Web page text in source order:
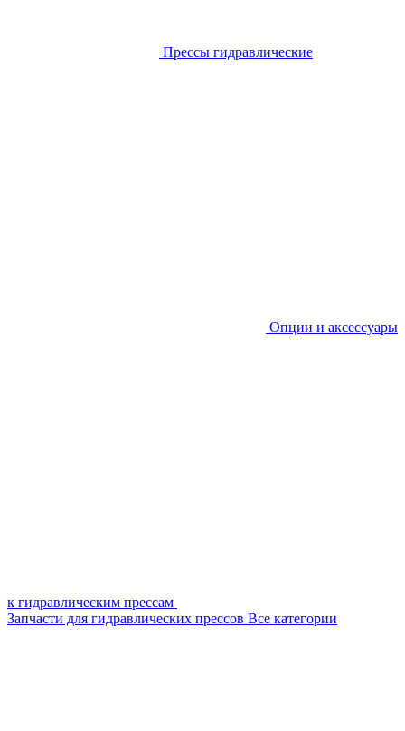
Прессы гидравлические
Опции и аксессуары
к гидравлическим прессам
Запчасти для гидравлических прессов Все категории